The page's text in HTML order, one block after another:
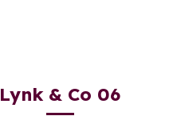
Lynk & Co 06